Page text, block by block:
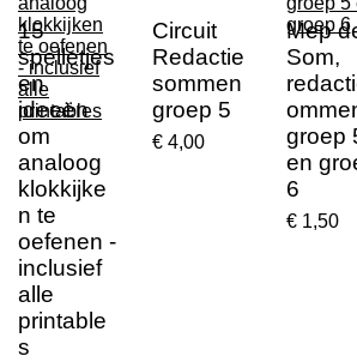
15
spelletjes
en
ideeën
om
analoog
klokkijke
n te
oefenen -
inclusief
alle
printable
s
Circuit
Redactie
sommen
groep 5
€ 4,00
Mep
Som,
groep
en
6
€ 1,50